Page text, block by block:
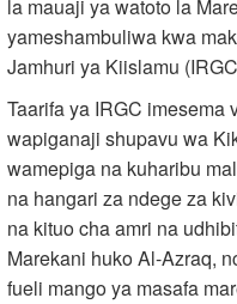
la mauaji ya watoto la
yameshambuliwa kwa
Jamhuri ya Kiislamu
Taarifa ya IRGC
wapiganaji shupavu wa
wamepiga na kuharibu
na hangari za ndege za
na kituo cha amri na
Marekani huko Al-Azraq,
fueli mango ya masafa